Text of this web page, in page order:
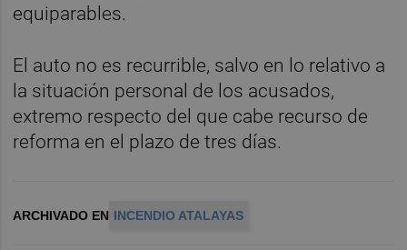
equiparables.
El auto no es recurrible, salvo en lo relativo a
la situación personal de los acusados,
extremo respecto del que cabe recurso de
reforma en el plazo de tres días.
ARCHIVADO EN INCENDIO ATALAYAS